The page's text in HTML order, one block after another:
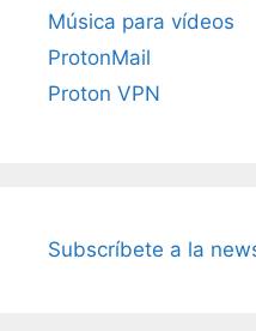
Música para vídeos
ProtonMail
Proton VPN
Subscríbete a la